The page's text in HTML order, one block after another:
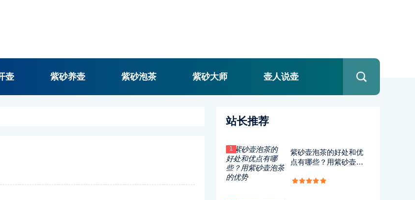
壶 紫砂养壶 紫砂泡茶 紫砂大师 壶人说壶
站长推荐
1
紫砂壶泡茶的好处和优
点有哪些？用紫砂壶泡